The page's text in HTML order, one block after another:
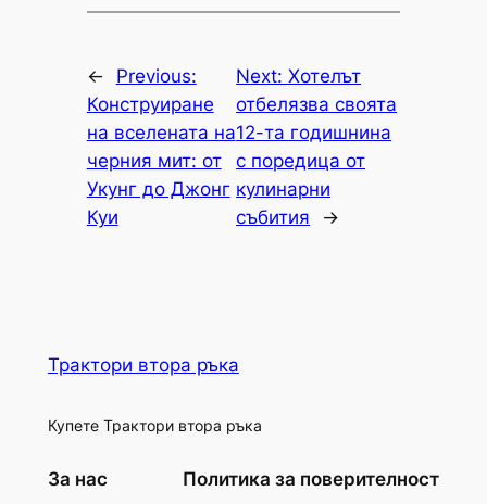
←
Previous:
Конструиране
на вселената на
черния мит: от
Укунг до Джонг
Куи
Next:Хотелът
отбелязва своята
12-та годишнина
с поредица от
кулинарни
събития
→
Трактори втора ръка
Купете Трактори втора ръка
За нас Политика за поверителност